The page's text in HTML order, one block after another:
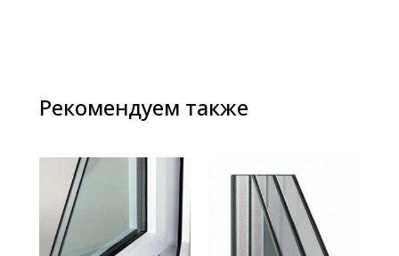
Рекомендуем также